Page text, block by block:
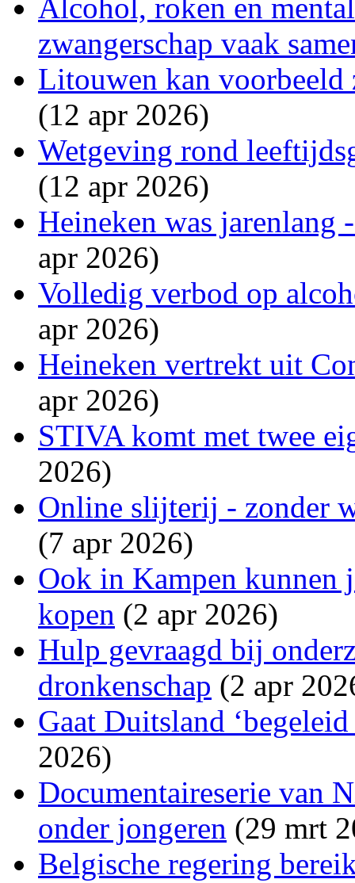
Alcohol, roken en
zwangerschap vaak
Litouwen kan voorbeeld
(12 apr 2026)
Wetgeving rond
(12 apr 2026)
Heineken was jarenlang
apr 2026)
Volledig verbod op
apr 2026)
Heineken vertrekt uit
apr 2026)
STIVA komt met twee
2026)
Online slijterij - zonder
(7 apr 2026)
Ook in Kampen kunnen
kopen (2 apr 2026)
Hulp gevraagd bij
dronkenschap (2 apr
Gaat Duitsland
2026)
Documentaireserie van
onder jongeren (29 mrt
Belgische regering